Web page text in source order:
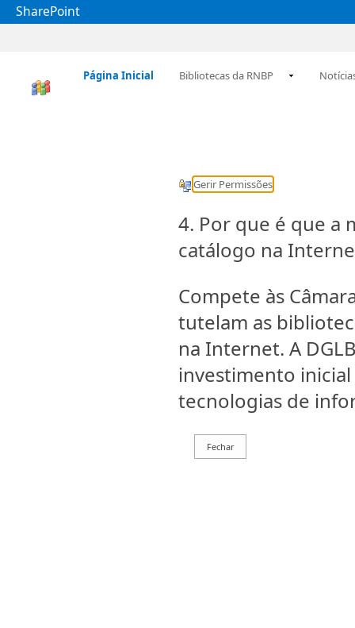
SharePoint
Página Inicial Bibliotecas da RNBP
Gerir Permissões
4. Por que é que a
catálogo na
Compete às
tutelam as
na Internet. A
investimento
tecnologias de